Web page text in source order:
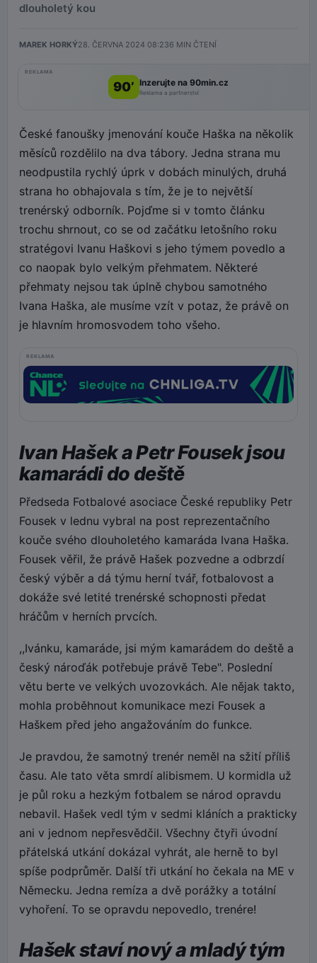
dlouholetý kou
MAREK HORKÝ28. ČERVNA 2024 08:236 MIN ČTENÍ
REKLAMA
90’ Inzerujte na 90min.cz
Reklama a partnerství
České fanoušky jmenování kouče Haška na několik
měsíců rozdělilo na dva tábory. Jedna strana mu
neodpustila rychlý úprk v dobách minulých, druhá
strana ho obhajovala s tím, že je to největší
trenérský odborník. Pojďme si v tomto článku
trochu shrnout, co se od začátku letošního roku
stratégovi Ivanu Haškovi s jeho týmem povedlo a
co naopak bylo velkým přehmatem. Některé
přehmaty nejsou tak úplně chybou samotného
Ivana Haška, ale musíme vzít v potaz, že právě on
je hlavním hromosvodem toho všeho.
REKLAMA
Ivan Hašek a Petr Fousek jsou
kamarádi do deště
Předseda Fotbalové asociace České republiky Petr
Fousek v lednu vybral na post reprezentačního
kouče svého dlouholetého kamaráda Ivana Haška.
Fousek věřil, že právě Hašek pozvedne a odbrzdí
český výběr a dá týmu herní tvář, fotbalovost a
dokáže své letité trenérské schopnosti předat
hráčům v herních prvcích.
,,Ivánku, kamaráde, jsi mým kamarádem do deště a
český nároďák potřebuje právě Tebe". Poslední
větu berte ve velkých uvozovkách. Ale nějak takto,
mohla proběhnout komunikace mezi Fousek a
Haškem před jeho angažováním do funkce.
Je pravdou, že samotný trenér neměl na sžití příliš
času. Ale tato věta smrdí alibismem. U kormidla už
je půl roku a hezkým fotbalem se národ opravdu
nebavil. Hašek vedl tým v sedmi kláních a prakticky
ani v jednom nepřesvědčil. Všechny čtyři úvodní
přátelská utkání dokázal vyhrát, ale herně to byl
spíše podprůměr. Další tři utkání ho čekala na ME v
Německu. Jedna remíza a dvě porážky a totální
vyhoření. To se opravdu nepovedlo, trenére!
Hašek staví nový a mladý tým